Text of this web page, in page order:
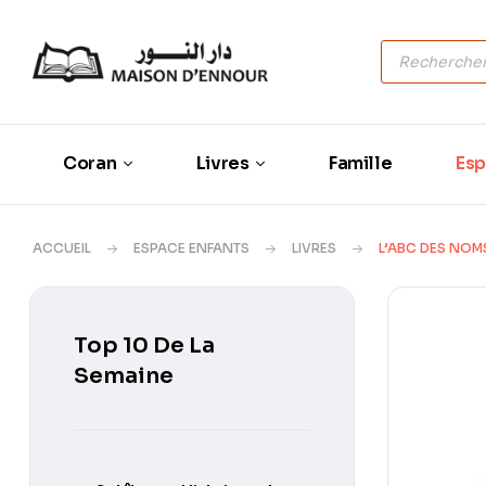
Coran Livres Famille
ACCUEIL ESPACE ENFANTS LIVRES L’ABC DES
Top 10 De La
Semaine